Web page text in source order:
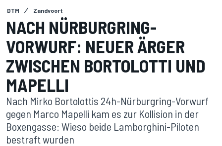
DTM Zandvoort
NACH NÜRBURGRING-
VORWURF: NEUER ÄRGER
ZWISCHEN BORTOLOTTI UND
MAPELLI
Nach Mirko Bortolottis 24h-Nürburgring-Vorwurf
gegen Marco Mapelli kam es zur Kollision in der
Boxengasse: Wieso beide Lamborghini-Piloten
bestraft wurden